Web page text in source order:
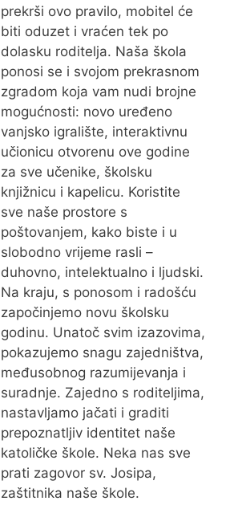
prekrši ovo pravilo, mobitel će
biti oduzet i vraćen tek po
dolasku roditelja. Naša škola
ponosi se i svojom prekrasnom
zgradom koja vam nudi brojne
mogućnosti: novo uređeno
vanjsko igralište, interaktivnu
učionicu otvorenu ove godine
za sve učenike, školsku
knjižnicu i kapelicu. Koristite
sve naše prostore s
poštovanjem, kako biste i u
slobodno vrijeme rasli –
duhovno, intelektualno i ljudski.
Na kraju, s ponosom i radošću
započinjemo novu školsku
godinu. Unatoč svim izazovima,
pokazujemo snagu zajedništva,
međusobnog razumijevanja i
suradnje. Zajedno s roditeljima,
nastavljamo jačati i graditi
prepoznatljiv identitet naše
katoličke škole. Neka nas sve
prati zagovor sv. Josipa,
zaštitnika naše škole.